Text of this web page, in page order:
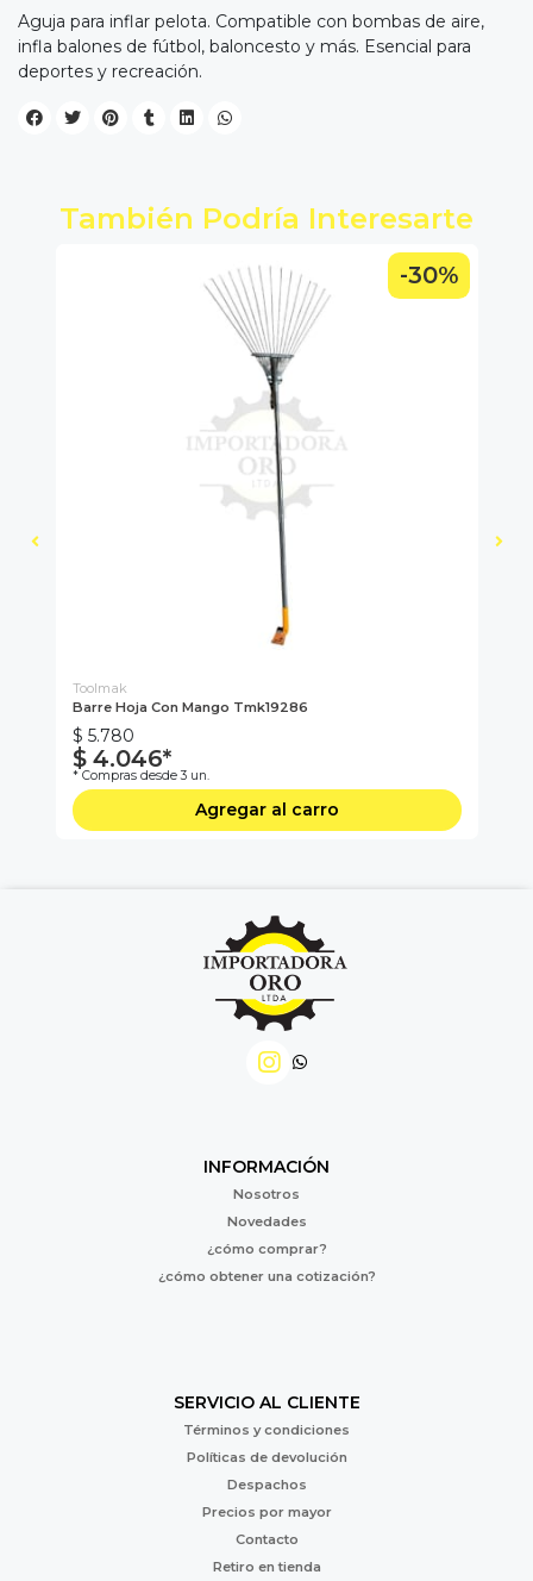
Aguja para inflar pelota. Compatible con bombas de aire,
infla balones de fútbol, baloncesto y más. Esencial para
deportes y recreación.
También Podría Interesarte
-30%
Toolmak
Barre Hoja Con Mango Tmk19286
$ 5.780
$ 4.046*
* Compras desde 3 un.
Agregar al carro
INFORMACIÓN
Nosotros
Novedades
¿cómo comprar?
¿cómo obtener una cotización?
SERVICIO AL CLIENTE
Términos y condiciones
Políticas de devolución
Despachos
Precios por mayor
Contacto
Retiro en tienda